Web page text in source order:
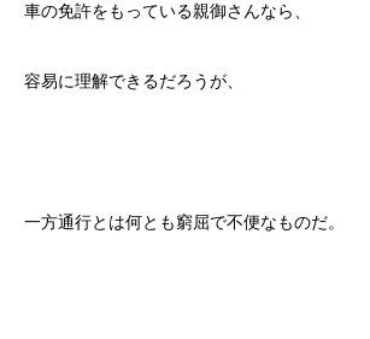
車の免許をもっている親御さんなら、
容易に理解できるだろうが、
一方通行とは何とも窮屈で不便なものだ。